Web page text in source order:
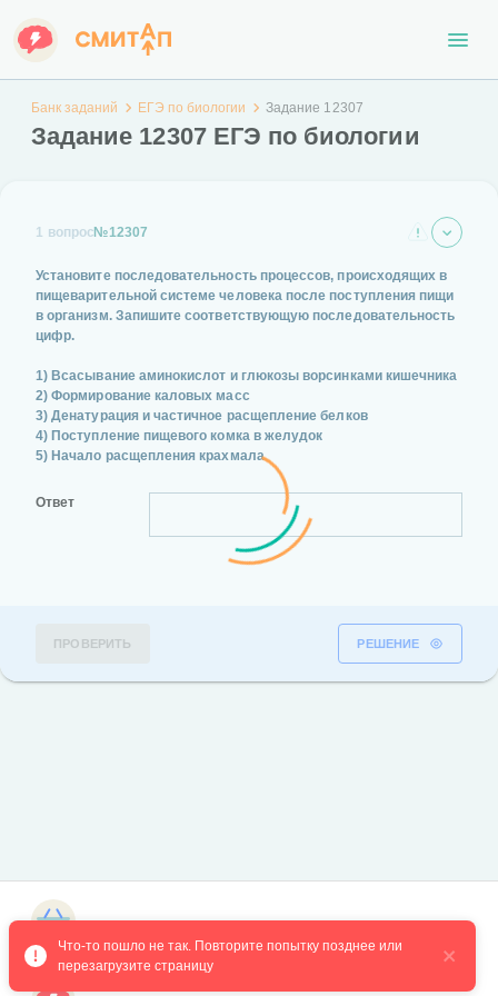
Банк заданий ЕГЭ по биологии Задание 12307
Задание 12307 ЕГЭ по биологии
1 вопрос№12307
Установите последовательность процессов, происходящих в
пищеварительной системе человека после поступления пищи
в организм. Запишите соответствующую последовательность
цифр.
1) Всасывание аминокислот и глюкозы ворсинками кишечника
2) Формирование каловых масс
3) Денатурация и частичное расщепление белков
4) Поступление пищевого комка в желудок
5) Начало расщепления крахмала
Ответ
ПРОВЕРИТЬ РЕШЕНИЕ
Что-то пошло не так. Повторите попытку позднее или
перезагрузите страницу